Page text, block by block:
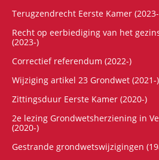
Terugzendrecht Eerste Kamer
Recht op eerbiediging van het
(2023-)
Correctief referendum (2022-)
Wijziging artikel 23 Grondwet (2021-)
Zittingsduur Eerste Kamer (2020-)
2e lezing Grondwetsherziening in
(2020-)
Gestrande grondwetswijzigingen